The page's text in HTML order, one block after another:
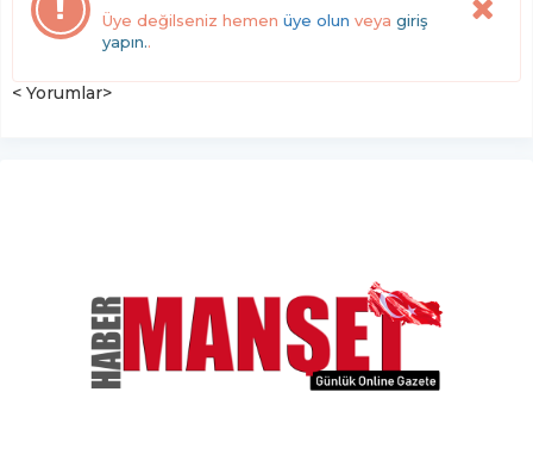
Üye değilseniz hemen üye olun veya giriş
yapın..
< Yorumlar>